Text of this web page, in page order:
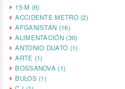
15-M (6)
ACCIDENTE METRO (2)
AFGANISTÁN (16)
ALIMENTACIÓN (30)
ANTONIO DUATO (1)
ARTE (1)
BOSSANOVA (1)
BULOS (1)